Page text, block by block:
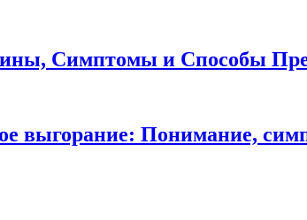
Симптомы и Способы
выгорание: Понимание,